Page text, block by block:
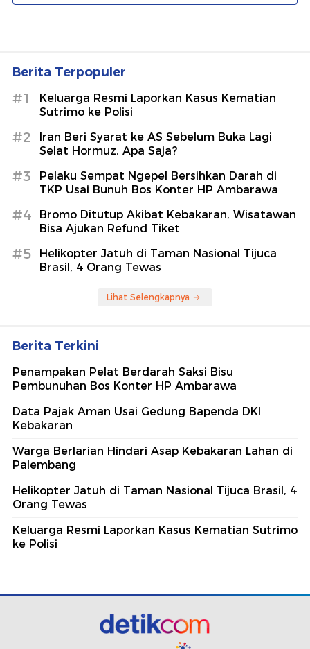
Berita Terpopuler
#1
Keluarga Resmi Laporkan Kasus Kematian
Sutrimo ke Polisi
#2
Iran Beri Syarat ke AS Sebelum Buka Lagi
Selat Hormuz, Apa Saja?
#3
Pelaku Sempat Ngepel Bersihkan Darah di
TKP Usai Bunuh Bos Konter HP Ambarawa
#4
Bromo Ditutup Akibat Kebakaran, Wisatawan
Bisa Ajukan Refund Tiket
#5
Helikopter Jatuh di Taman Nasional Tijuca
Brasil, 4 Orang Tewas
Lihat Selengkapnya
Berita Terkini
Penampakan Pelat Berdarah Saksi Bisu
Pembunuhan Bos Konter HP Ambarawa
Data Pajak Aman Usai Gedung Bapenda DKI
Kebakaran
Warga Berlarian Hindari Asap Kebakaran Lahan di
Palembang
Helikopter Jatuh di Taman Nasional Tijuca Brasil, 4
Orang Tewas
Keluarga Resmi Laporkan Kasus Kematian Sutrimo
ke Polisi